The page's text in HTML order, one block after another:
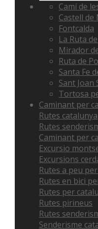
Camí de
Castell
Fontcalda
La Ruta
Mirador
Ruta de
Santa Fe
Sant Joan
Tortosa
Caminant per
Rutes catalunya
Rutes
Caminant per
Excursio
Excursions
Rutes a peu
Rutes en bici
Rutes per
Rutes pirineus
Rutes
Senderisme